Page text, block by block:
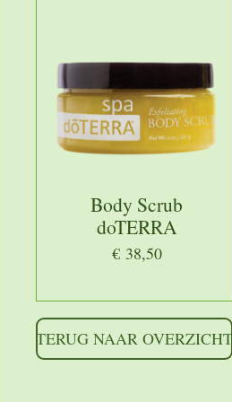
Body Scrub
doTERRA
€ 38,50
TERUG NAAR OVERZICHT